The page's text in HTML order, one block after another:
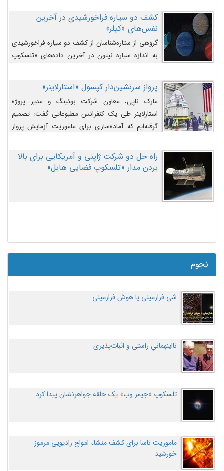
کشف دو سیاره فراخورشیدی در آخرین
نفس‌های «کپلر»
گروهی از ستاره‌شناسان از کشف دو سیاره فراخورشیدی
به اندازه سیاره نپتون در آخرین داده‌های «تلسکوپ
پرواز سرنشین‌دار کپسول «استارلاینر»
مارک ناپی، معاون شرکت بوئینگ و مدیر پروژه
استارلاینر طی یک کنفرانس مطبوعاتی گفت: تصمیم
گرفته‌ایم که آماده‌سازی برای ماموریت آزمایش پرواز
اصلاح کنیم.
راه حل دو شرکت ژاپنی و آمریکایی برای بالا
بردن مدار «تلسکوپ فضایی هابل»
نجوم
شی فرازمینی یا هوش فرازمینی
نااینهمانیِ راستی و اثبات‌پذیری
تلسکوپ «جیمز وب» یک حلقه جواهرنشان پیدا کرد
ماموریت ناسا برای کشف منشاء امواج رادیویی مرموز
خورشید